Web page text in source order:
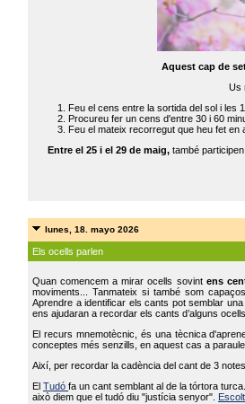
Aquest cap de
Us
Feu el cens entre la sortida del sol i les
Procureu fer un cens d'entre 30 i 60
Feu el mateix recorregut que heu fet en
Entre el 25 i el 29 de maig, també
lunes, 18. mayo 2026
Els ocells parlen
Quan comencem a mirar ocells sovint ens
moviments... Tanmateix si també som
Aprendre a identificar els cants pot semblar
ens ajudaran a recordar els cants d’alguns
El recurs mnemotècnic, és una tècnica
conceptes més senzills, en aquest cas a
Així, per recordar la cadència del cant de 3
ElTudófa un cant semblant al de la tórtora
això diem que el tudó diu "justícia senyor".